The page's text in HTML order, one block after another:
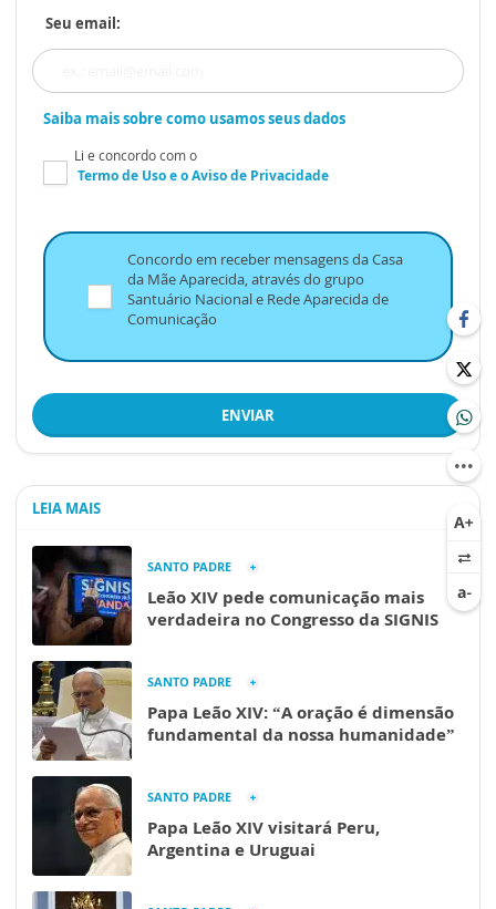
Seu email:
Saiba mais sobre como usamos seus dados
Li e concordo com o
Termo de Usoe oAviso de Privacidade
Concordo em receber mensagens da Casa
da Mãe Aparecida, através do grupo
Santuário Nacional e Rede Aparecida de
Comunicação
ENVIAR
LEIA MAIS
SANTO PADRE
Leão XIV pede comunicação mais
verdadeira no Congresso da SIGNIS
SANTO PADRE
Papa Leão XIV: “A oração é dimensão
fundamental da nossa humanidade”
SANTO PADRE
Papa Leão XIV visitará Peru,
Argentina e Uruguai